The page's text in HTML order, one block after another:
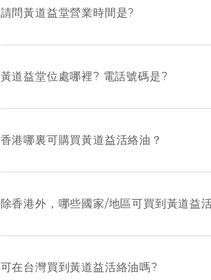
註冊編號」HKC-01668，並以全新包
請問黃道益堂營業時間是?
星期日及公眾假期休息
黃道益堂位處哪裡? 電話號碼是?
電話：(852) 2728 1981
香港哪裏可購買黃道益活絡油？
號富安大廈1 樓A&B座（深水埗港鐵站
萬寧、屈臣氏、莎莎、卡萊美、
華國貨、一田百貨、永旺(香港)百貨有
除香港外，哪些國家/地區可買到黃道益
可在台灣買到黃道益活絡油嗎?